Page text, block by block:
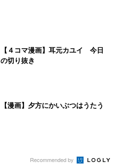
【４コマ漫画】耳元カユイ 今日
の切り抜き
【漫画】夕方にかいぶつはうたう
Recommended by